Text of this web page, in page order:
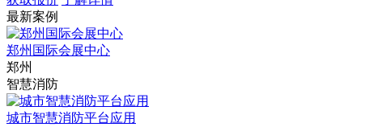
最新案例
郑州国际会展中心
郑州
智慧消防
城市智慧消防平台应用